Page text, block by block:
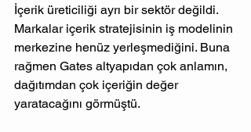
İçerik üreticiliği ayrı bir sektör değildi.
Markalar içerik stratejisinin iş modelinin
merkezine henüz yerleşmediğini. Buna
rağmen Gates altyapıdan çok anlamın,
dağıtımdan çok içeriğin değer
yaratacağını görmüştü.